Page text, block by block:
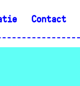
Contact